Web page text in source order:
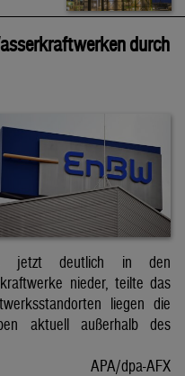
durch
jetzt deutlich in den
nieder, teilte das
liegen die
aktuell außerhalb des
APA/dpa-AFX